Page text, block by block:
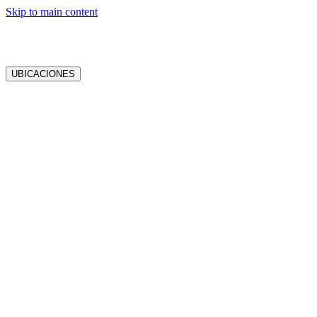
Skip to main content
UBICACIONES